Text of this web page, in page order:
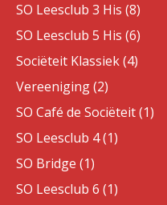
SO Leesclub 3 His (8)
SO Leesclub 5 His (6)
Sociëteit Klassiek (4)
Vereeniging (2)
SO Café de Sociëteit (1)
SO Leesclub 4 (1)
SO Bridge (1)
SO Leesclub 6 (1)